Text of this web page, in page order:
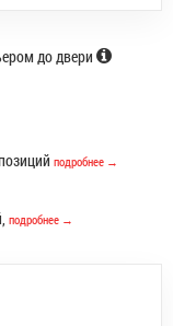
до двери
подробнее →
подробнее →